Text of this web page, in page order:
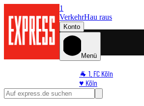
1
VerkehrHau raus
Konto
Menü
🐐 1. FC Köln
♥️ Köln
⭐ Promi